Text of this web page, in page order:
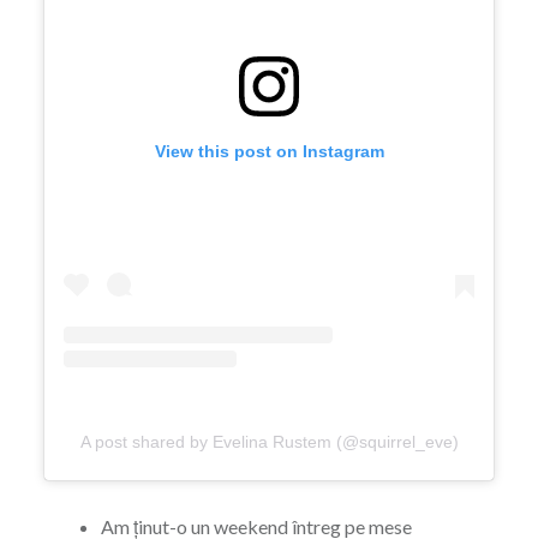
View this post on Instagram
A post shared by Evelina Rustem (@squirrel_eve)
Am ținut-o un weekend întreg pe mese